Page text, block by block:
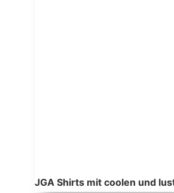
JGA Shirts mit coolen und